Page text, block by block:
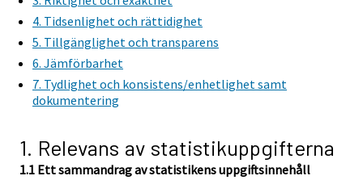
4. Tidsenlighet och rättidighet
5. Tillgänglighet och transparens
6. Jämförbarhet
7. Tydlighet och konsistens/enhetlighet samt
dokumentering
1. Relevans av statistikuppgifterna
1.1 Ett sammandrag av statistikens uppgiftsinnehåll